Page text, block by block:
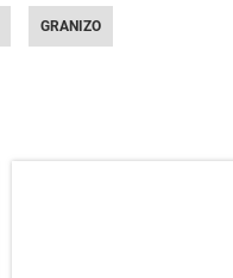
GRANIZO